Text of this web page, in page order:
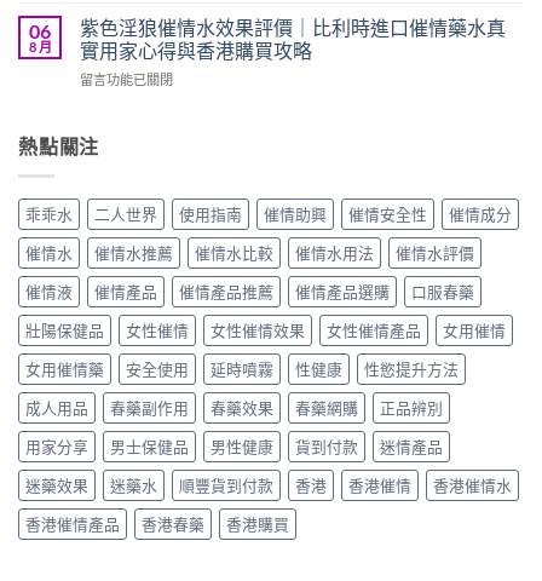
道
與
價
整
攻
中
國
NO.1
力
迷
實
家
得
與
香
港
購
買
攻
略〉
中
果
評
價
｜
乖
實
家
得
與
香
港
購
買
攻
略〉
中
情
藥
水
安
2026
催
情
副
用
真
相
與
安
全
使
用
指
南〉
中
06
8 月
紫色淫狼催情水效果評價｜比利時進口催情藥水真
實用家心得與香港購買攻略
在
淫
狼
情
效
果
評
價
｜
比
利
時
進
口
催
情
藥
水
真
留言功能已關閉
熱點關注
乖乖水 二人世界 使用指南 催情助興 催情安全性
催情成分
催情水
催情水推薦 催情水比較 催情水用法
催情水評價
催情液
催情產品 催情產品推薦 催情產品選購
口服春藥
壯陽保健品
女性催情 女性催情效果 女性催情產品
女用催情
女用催情藥
安全使用 延時噴霧 性健康
性慾提升方法
成人用品
春藥副作用 春藥效果 春藥網購
正品辨別
用家分享
男士保健品 男性健康 貨到付款
迷情產品
迷藥效果
迷藥水 順豐貨到付款 香港 香港催情
香港催情水
香港催情產品
香港春藥 香港購買